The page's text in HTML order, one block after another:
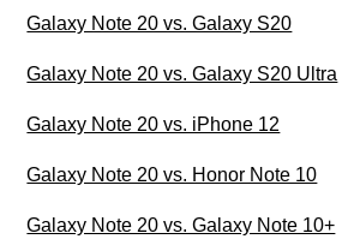
Galaxy Note 20 vs. Galaxy S20
Galaxy Note 20 vs. Galaxy S20 Ultra
Galaxy Note 20 vs. iPhone 12
Galaxy Note 20 vs. Honor Note 10
Galaxy Note 20 vs. Galaxy Note 10+